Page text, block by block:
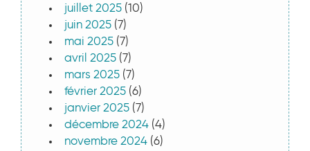
juillet 2025 (10)
juin 2025 (7)
mai 2025 (7)
avril 2025 (7)
mars 2025 (7)
février 2025 (6)
janvier 2025 (7)
décembre 2024 (4)
novembre 2024 (6)